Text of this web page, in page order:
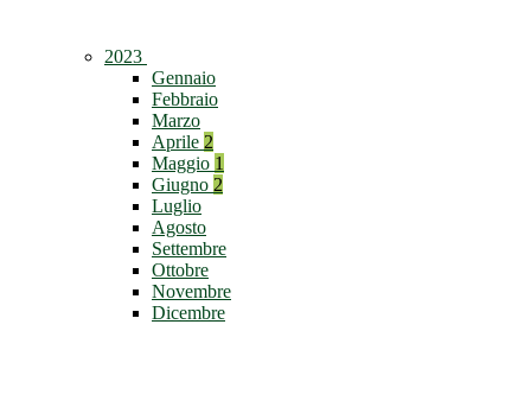
2023
Gennaio
Febbraio
Marzo
Aprile 2
Maggio 1
Giugno 2
Luglio
Agosto
Settembre
Ottobre
Novembre
Dicembre